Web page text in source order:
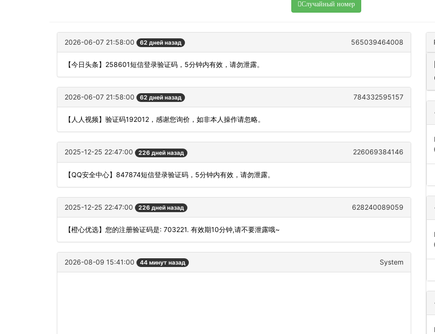
Случайный номер
2026-06-07 21:58:00 62 дней назад 565039464008
【今日头条】258601短信登录验证码，5分钟内有效，请勿泄露。
2026-06-07 21:58:00 62 дней назад 784332595157
【人人视频】验证码192012，感谢您询价，如非本人操作请忽略。
2025-12-25 22:47:00 226 дней назад 226069384146
【QQ安全中心】847874短信登录验证码，5分钟内有效，请勿泄露。
2025-12-25 22:47:00 226 дней назад 628240089059
【橙心优选】您的注册验证码是: 703221. 有效期10分钟,请不要泄露哦~
2026-08-09 15:41:00 44 минут назад System